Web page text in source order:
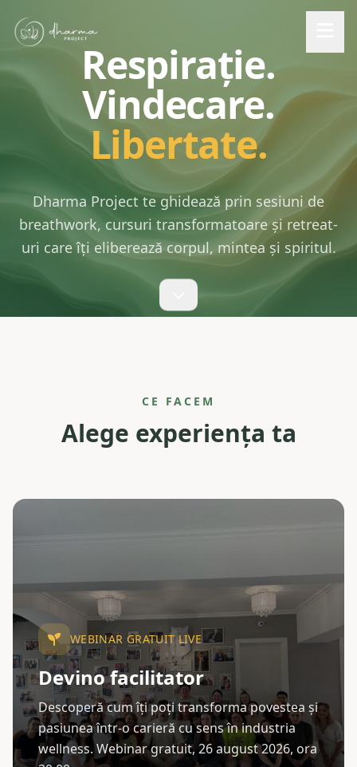
Respirație.
Vindecare.
Libertate.
Dharma Project te ghidează prin sesiuni de
breathwork, cursuri transformatoare și retreat-
uri care îți eliberează corpul, mintea și spiritul.
CE FACEM
Alege experiența ta
WEBINAR GRATUIT LIVE
Devino facilitator
Descoperă cum îți poți transforma povestea și
pasiunea într-o carieră cu sens în industria
wellness. Webinar gratuit, 26 august 2026, ora